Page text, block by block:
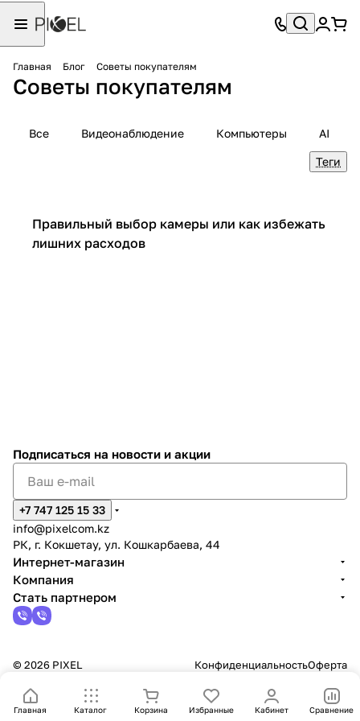
Главная Блог Советы покупателям
Советы покупателям
Все Видеонаблюдение Компьютеры AI
Теги
Советы покупателям
Правильный выбор камеры или как избежать
лишних расходов
Главная Каталог Корзина Избранные Кабинет Сравнение
Подписаться на новости и акции
+7 747 125 15 33
info@pixelcom.kz
РК, г. Кокшетау, ул. Кошкарбаева, 44
Интернет-магазин
Компания
Стать партнером
© 2026 PIXEL КонфиденциальностьОферта